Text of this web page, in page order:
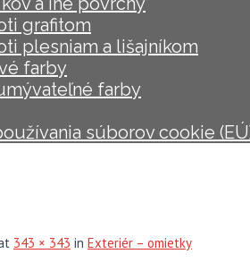
grafitom
plesniam a lišajníkom
farby
farby
súborov cookie
343 × 343 in Exteriér – omietky